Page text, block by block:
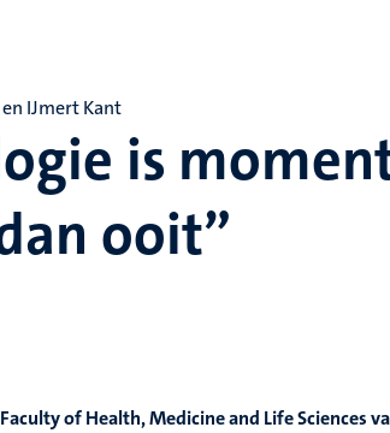
is
ooit”
IJmert Kant
of Health, Medicine and Life Sciences